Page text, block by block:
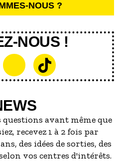
NOUS ?
NOUS !
avant même que
recevez 1 à 2 fois par
des idées de sorties, des
vos centres d'intérêts.